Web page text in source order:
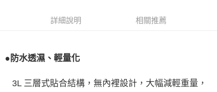
詳細說明 相關推薦
●防水透濕、輕量化
3L 三層式貼合結構，無內裡設計，大幅減輕重量，